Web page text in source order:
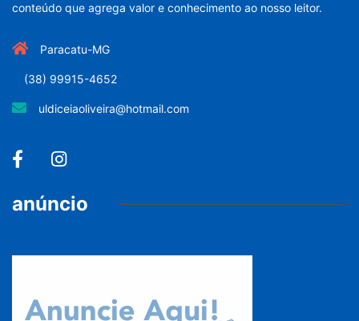
conteúdo que agrega valor e conhecimento ao nosso leitor.
Paracatu-MG
(38) 99915-4652
uldiceiaoliveira@hotmail.com
anúncio